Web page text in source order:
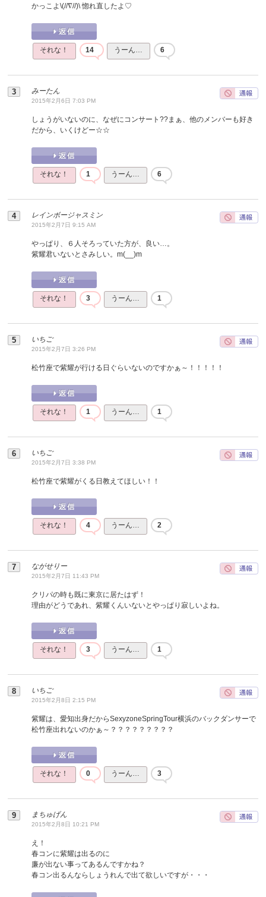
かっこよ\(//∇//)\ 惚れ直したよ♡
それな！ 14 うーん… 6
みーたん
2015年2月6日 7:03 PM
しょうがいないのに、なぜにコンサート??まぁ、他のメンバーも好き
だから、いくけどー☆☆
それな！ 1 うーん… 6
レインボージャスミン
2015年2月7日 9:15 AM
やっぱり、６人そろっていた方が、良い…。
紫耀君いないとさみしい。m(__)m
それな！ 3 うーん… 1
いちご
2015年2月7日 3:26 PM
松竹座で紫耀が行ける日ぐらいないのですかぁ～！！！！！
それな！ 1 うーん… 1
いちご
2015年2月7日 3:38 PM
松竹座で紫耀がくる日教えてほしい！！
それな！ 4 うーん… 2
ながせりー
2015年2月7日 11:43 PM
クリパの時も既に東京に居たはず！
理由がどうであれ、紫耀くんいないとやっぱり寂しいよね。
それな！ 3 うーん… 1
いちご
2015年2月8日 2:15 PM
紫耀は、愛知出身だからSexyzoneSpringTour横浜のバックダンサーで
松竹座出れないのかぁ～？？？？？？？？？
それな！ 0 うーん… 3
まちゅげん
2015年2月8日 10:21 PM
え！
春コンに紫耀は出るのに
廉が出ない事ってあるんですかね？
春コン出るんならしょうれんで出て欲しいですが・・・